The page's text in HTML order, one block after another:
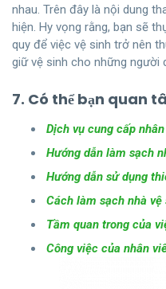
nhau. Trên đây là nội dung
hiện. Hy vọng rằng, bạn sẽ
quy để việc vệ sinh trở nên
giữ vệ sinh cho những người
7. Có thể bạn quan
Dịch vụ cung cấp
Hướng dẫn làm sạch
Hướng dẫn sử dụng
Cách làm sạch nhà
Tầm quan trong của
Công việc của nhân